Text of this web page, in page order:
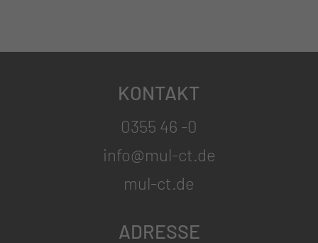
KONTAKT
0355 46 -0
info@mul-ct.de
mul-ct.de
ADRESSE